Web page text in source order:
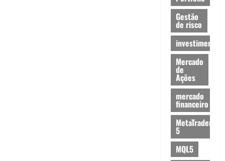
Gestão
de risco
investimentos
Mercado
de
Ações
mercado
financeiro
MetaTrader
5
MQL5